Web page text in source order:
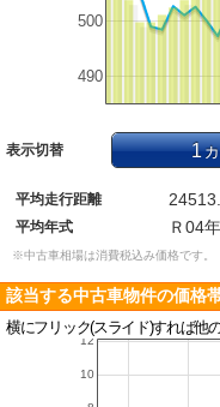
490
500
表示切替 1
平均走行距離
平均年式 Ｒ04
※中古車相場は消費税込み価格です。
該当する中古車物件の価格
横にフリック(スライド)すれば他